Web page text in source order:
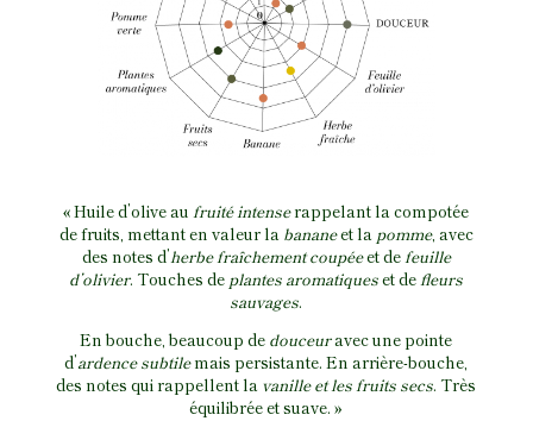
«Huile d’olive aufruitéintenserappelant la compotée
de fruits, mettant en valeur la bananeet la pomme, avec
des notes d’herbe fraîchement coupéeet defeuille
d’olivier. Touches de plantes aromatiqueset defleurs
sauvages.
En bouche, beaucoup de douceuravec une pointe
d’ardence subtilemais persistante. En arrière-bouche,
des notes qui rappellent la vanille et les fruits secs. Très
équilibrée et suave. »